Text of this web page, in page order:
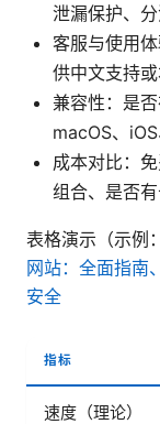
泄漏保护、分
客服与使用
供中文支持或
兼容性：是
macOS、
成本对比：
组合、是否有
表格演示（示例
网站：全面指南
安全
指标
速度（理论）